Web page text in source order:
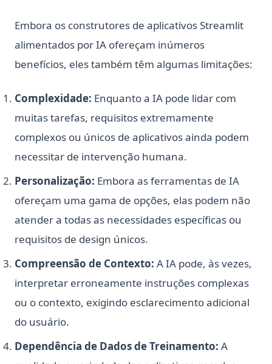
Embora os construtores de aplicativos Streamlit
alimentados por IA ofereçam inúmeros
benefícios, eles também têm algumas limitações:
Complexidade: Enquanto a IA pode lidar com
muitas tarefas, requisitos extremamente
complexos ou únicos de aplicativos ainda podem
necessitar de intervenção humana.
Personalização: Embora as ferramentas de IA
ofereçam uma gama de opções, elas podem não
atender a todas as necessidades específicas ou
requisitos de design únicos.
Compreensão de Contexto: A IA pode, às vezes,
interpretar erroneamente instruções complexas
ou o contexto, exigindo esclarecimento adicional
do usuário.
Dependência de Dados de Treinamento: A